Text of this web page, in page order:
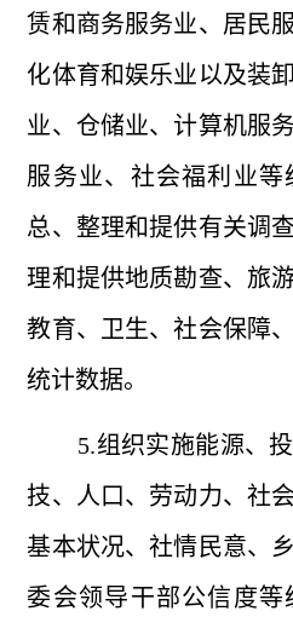
赁和商务服务业、居民
化体育和娱乐业以及装
业、仓储业、计算机服
服务业、社会福利业等
总、整理和提供有关调
理和提供地质勘查、旅
教育、卫生、社会保障
统计数据。
5.组织实施能源、
技、人口、劳动力、社
基本状况、社情民意、
委会领导干部公信度等